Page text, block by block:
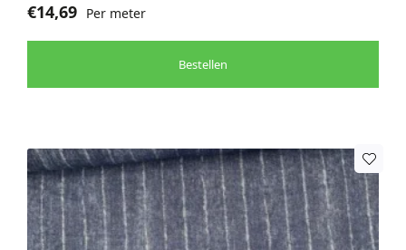
€14,69 Per meter
Bestellen